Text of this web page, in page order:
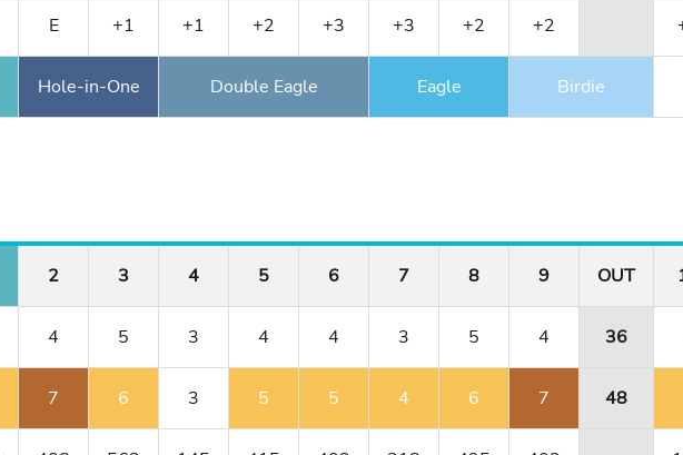
E +1 +1 +2 +3 +3 +2 +2
Hole-in-One Double Eagle Eagle Birdie
2 3 4 5 6 7 8 9 OUT
4 5 3 4 4 3 5 4 36
7 6 3 5 5 4 6 7 48